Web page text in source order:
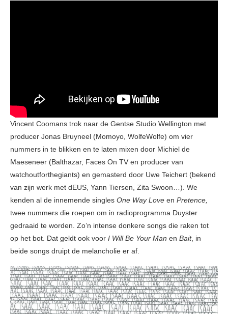
Vincent Coomans trok naar de Gentse Studio Wellington met
producer Jonas Bruyneel (Momoyo, WolfeWolfe) om vier
nummers in te blikken en te laten mixen door Michiel de
Maeseneer (Balthazar, Faces On TV en producer van
watchoutforthegiants) en gemasterd door Uwe Teichert (bekend
van zijn werk met dEUS, Yann Tiersen, Zita Swoon…). We
kenden al de innemende singles One Way Love en Pretence,
twee nummers die roepen om in radioprogramma Duyster
gedraaid te worden. Zo’n intense donkere songs die raken tot
op het bot. Dat geldt ook voor I Will Be Your Man en Bait, in
beide songs druipt de melancholie er af.